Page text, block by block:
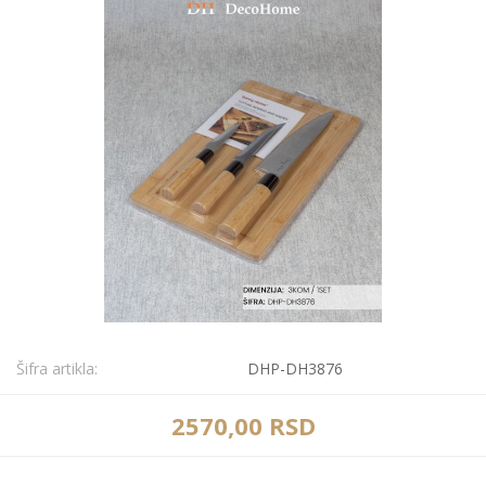
Šifra artikla: DHP-DH3876
2570,00 RSD